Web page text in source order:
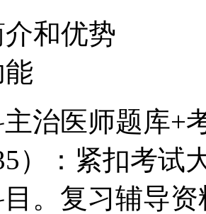
和优势
治医师题库+
）：紧扣考试
。复习辅导